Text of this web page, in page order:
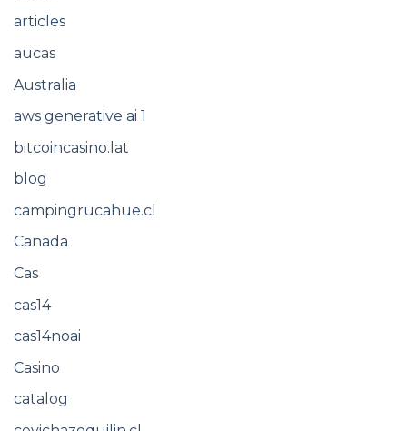
articles
aucas
Australia
aws generative ai 1
bitcoincasino.lat
blog
campingrucahue.cl
Canada
Cas
cas14
cas14noai
Casino
catalog